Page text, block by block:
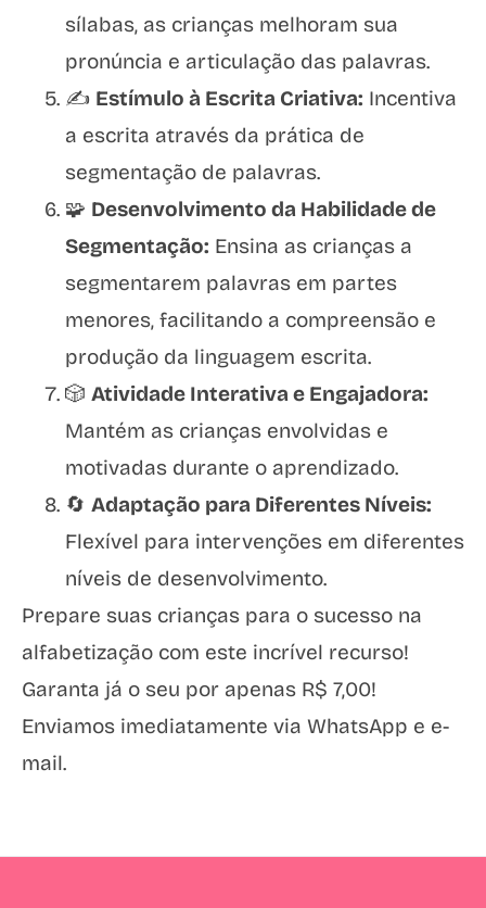
sílabas, as crianças melhoram sua
pronúncia e articulação das palavras.
✍️ Estímulo à Escrita Criativa: Incentiva
a escrita através da prática de
segmentação de palavras.
🧩 Desenvolvimento da Habilidade de
Segmentação: Ensina as crianças a
segmentarem palavras em partes
menores, facilitando a compreensão e
produção da linguagem escrita.
🎲 Atividade Interativa e Engajadora:
Mantém as crianças envolvidas e
motivadas durante o aprendizado.
🔄 Adaptação para Diferentes Níveis:
Flexível para intervenções em diferentes
níveis de desenvolvimento.
Prepare suas crianças para o sucesso na
alfabetização com este incrível recurso!
Garanta já o seu por apenas R$ 7,00!
Enviamos imediatamente via WhatsApp e e-
mail.